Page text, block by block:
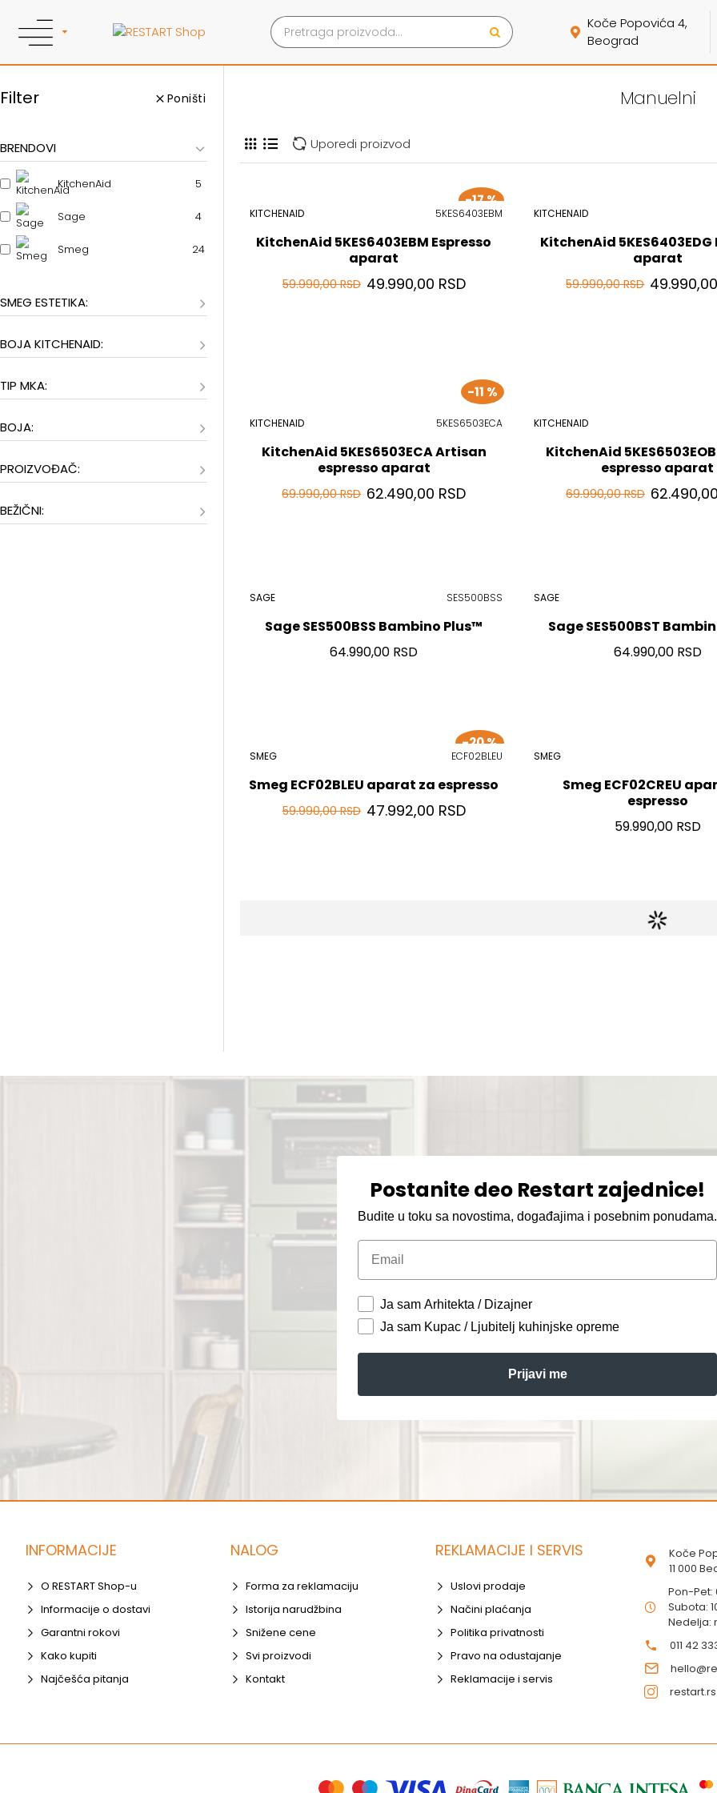
Koče Popovića 4,
Beograd
Filter Poništi
BRENDOVI
KitchenAid 5
Sage 4
Smeg 24
SMEG ESTETIKA:
BOJA KITCHENAID:
TIP MKA:
BOJA:
PROIZVOĐAČ:
BEŽIČNI:
Manuelni
Uporedi proizvod
-17 %
KITCHENAID 5KES6403EBM
KitchenAid 5KES6403EBM Espresso
aparat
49.990,00 RSD
59.990,00 RSD
KITCHENAID
KitchenAid 5KES6403EDG
aparat
59.990,00 RSD
-11 %
KITCHENAID 5KES6503ECA
KitchenAid 5KES6503ECA Artisan
espresso aparat
62.490,00 RSD
69.990,00 RSD
KITCHENAID
KitchenAid
espresso aparat
69.990,00 RSD
SAGE SES500BSS
Sage SES500BSS Bambino Plus™
64.990,00 RSD
SAGE
Sage SES500BST
64.990,00 RSD
-20 %
SMEG ECF02BLEU
Smeg ECF02BLEU aparat za espresso
47.992,00 RSD
59.990,00 RSD
SMEG
Smeg ECF02CREU
espresso
59.990,00 RSD
Postanite deo Restart zajednice!
Budite u toku sa novostima, događajima i posebnim ponudama.
Email
Ja sam Arhitekta / Dizajner
Ja sam Kupac / Ljubitelj kuhinjske opreme
Prijavi me
INFORMACIJE
O RESTART Shop-u
Informacije o dostavi
Garantni rokovi
Kako kupiti
Najčešća pitanja
NALOG
Forma za reklamaciju
Istorija narudžbina
Snižene cene
Svi proizvodi
Kontakt
REKLAMACIJE I SERVIS
Uslovi prodaje
Načini plaćanja
Politika privatnosti
Pravo na odustajanje
Reklamacije i servis
Koče
11 000
Pon-Pet:
Subota:
Nedelja:
011 42
restart.rs